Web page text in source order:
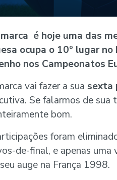
é hoje uma das
ocupa o 10º lugar no
nos Campeonatos
vai fazer a sua sexta
Se falarmos de
bom.
foram
de-final, e apenas uma
auge na França 1998.